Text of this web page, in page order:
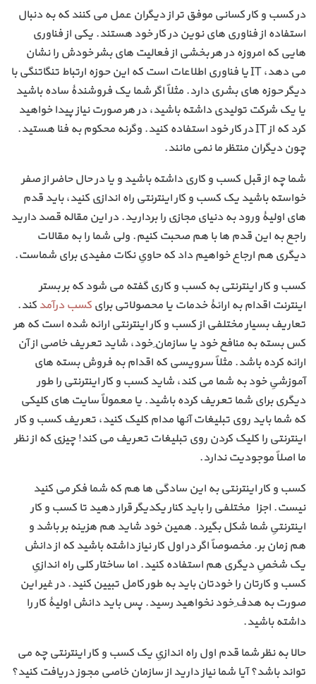
در کسب و کار کسانی موفق تر از دیگران عمل می کنند که به دنبال
استفاده از فناوری های نوین در کار خود هستند. یکی از فناوری
هایی که امروزه در هر بخشی از فعالیت های بشر خودش را نشان
می دهد، IT یا فناوری اطلاعات است که این حوزه ارتباط تنگاتنگی با
دیگر حوزه های بشری دارد. مثلاً اگر شما یک فروشندۀ ساده باشید
یا یک شرکت تولیدی داشته باشید، در هر صورت نیاز پیدا خواهید
کرد که از IT در کار خود استفاده کنید. وگرنه محکوم به فنا هستید.
چون دیگران منتظر ما نمی مانند.
شما چه از قبل کسب و کاری داشته باشید و یا در حال حاضر از صفر
خواسته باشید یک کسب و کار اینترنتی راه اندازی کنید، باید قدم
های اولیۀ ورود به دنیای مجازی را بردارید. در این مقاله قصد دارید
راجع به این قدم ها با هم صحبت کنیم. ولی شما را به مقالات
دیگری هم ارجاع خواهیم داد که حاویِ نکات مفیدی برای شماست.
کسب و کار اینترنتی به کسب و کاری گفته می شود که بر بستر
اینترنت اقدام به ارائۀ خدمات یا محصولاتی برای کسب درآمد کند.
تعاریف بسیار مختلفی از کسب و کار اینترنتی ارائه شده است که هر
کس بسته به منافع خود یا سازمانِ خود، شاید تعریف خاصی از آن
ارائه کرده باشد. مثلاً سرویسی که اقدام به فروش بسته های
آموزشیِ خود به شما می کند، شاید کسب و کار اینترنتی را طور
دیگری برای شما تعریف کرده باشید. یا معمولاً سایت های کلیکی
که شما باید روی تبلیغات آنها مدام کلیک کنید، تعریف کسب و کار
اینترنتی را کلیک کردن روی تبلیغات تعریف می کند! چیزی که از نظر
ما اصلاً موجودیت ندارد.
کسب و کار اینترنتی به این سادگی ها هم که شما فکر می کنید
نیست. اجزاء مختلفی را باید کنار یکدیگر قرار دهید تا کسب و کار
اینترنتیِ شما شکل بگیرد. همین خود شاید هم هزینه بر باشد و
هم زمان بر. مخصوصاً اگر در اول کار نیاز داشته باشید که از دانش
یک شخصِ دیگری هم استفاده کنید. اما ساختار کلی راه اندازیِ
کسب و کارتان را خودتان باید به طور کامل تبیین کنید. در غیر این
صورت به هدفِ خود نخواهید رسید. پس باید دانش اولیۀ کار را
داشته باشید.
حالا به نظر شما قدم اول راه اندازیِ یک کسب و کار اینترنتی چه می
تواند باشد؟ آیا شما نیاز دارید از سازمان خاصی مجوز دریافت کنید؟